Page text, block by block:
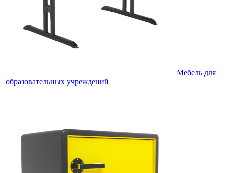
Мебель для
образовательных учреждений